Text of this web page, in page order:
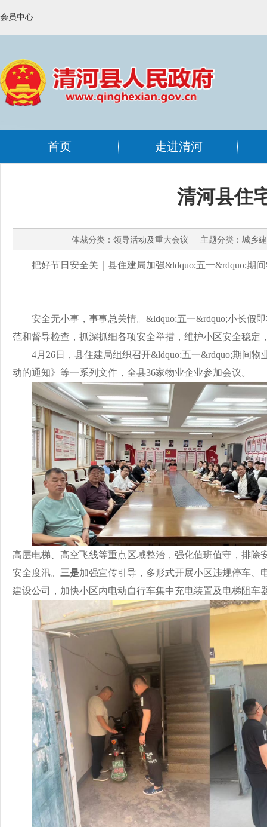
会员中心
首页 走进清河
清河县住
体裁分类：领导活动及重大会议 主题分类：
把好节日 安全关｜ 县住建局加强&ldquo;五一&rdquo;期
安全无小事，事事总关情。&ldquo;五一&rdquo;小长假
范和督导检查，抓深抓细各项安全举措，维护小区安全稳定
4月 26日，县住建局组织召开&ldquo;五一&rdquo;期间
动的通知》等一系列文件，全县36家物业企业参加会议。
高层电梯、高空飞线等重点区域整治，强化值班值守，排除
安全度汛。 三是加强宣传引导，多形式开展小区违规停车、
建设公司，加快小区内电动自行车集中充电装置及电梯阻